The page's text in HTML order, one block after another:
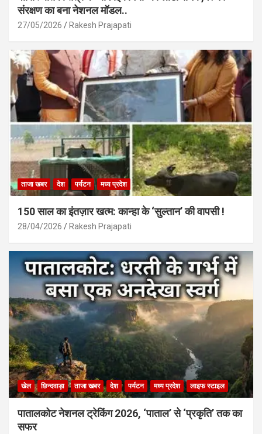
संरक्षण का बना नेशनल मॉडल..
27/05/2026 Rakesh Prajapati
ताजा खबर देश पर्यटन मध्य प्रदेश
150 साल का इंतज़ार खत्म: कान्हा के ‘सुल्तान’ की वापसी !
28/04/2026 Rakesh Prajapati
खेल छिन्दवाड़ा ताजा खबर देश पर्यटन मध्य प्रदेश लाइफ स्टाइल
पातालकोट नेशनल ट्रेकिंग 2026, ‘पाताल’ से ‘प्रकृति’ तक का
सफर